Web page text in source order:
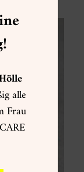
alle
Frau